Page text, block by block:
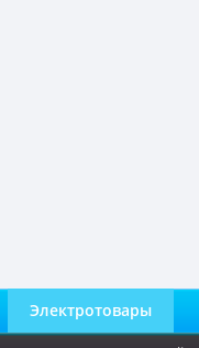
Электротовары